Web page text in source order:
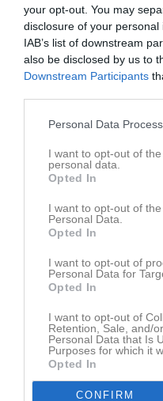
your opt-out. You may
disclosure of your
IAB’s list of downstream
also be disclosed by us to
Downstream Participants
Personal Data
I want to opt-out of
personal data.
Opted In
I want to opt-out of
Personal Data.
Opted In
I want to opt-out of
Personal Data for
Opted In
I want to opt-out of
Retention, Sale, and/
Personal Data that Is
Purposes for which it
Opted In
CONFIRM
Senast uppladdade video
Ingen video uppladdad
Logga in och ladda upp ert första
Senast uppdaterade album
Inget album finns skapat
Logga in som administratör och